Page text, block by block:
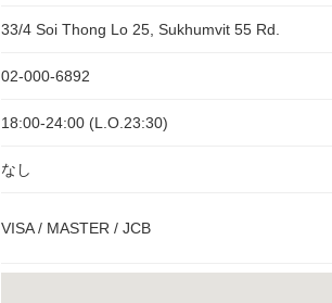
33/4 Soi Thong Lo 25, Sukhumvit 55 Rd.
02-000-6892
18:00-24:00 (L.O.23:30)
なし
VISA / MASTER / JCB